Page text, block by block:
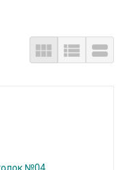
  